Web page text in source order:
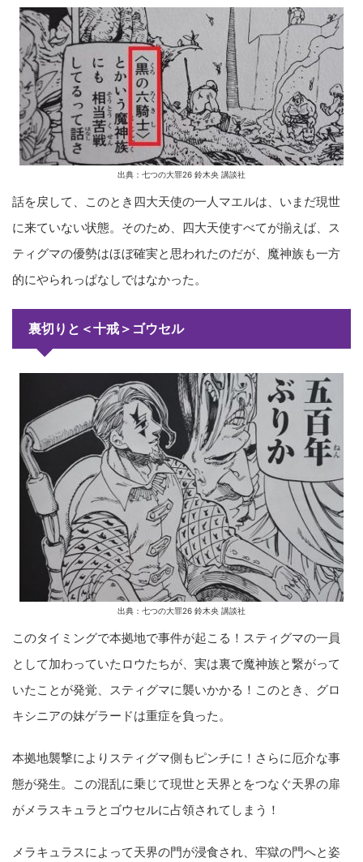
出典：七つの大罪26 鈴木央 講談社
話を戻して、このとき四大天使の一人マエルは、いまだ現世
に来ていない状態。そのため、四大天使すべてが揃えば、ス
ティグマの優勢はほぼ確実と思われたのだが、魔神族も一方
的にやられっぱなしではなかった。
裏切りと＜十戒＞ゴウセル
出典：七つの大罪26 鈴木央 講談社
このタイミングで本拠地で事件が起こる！スティグマの一員
として加わっていたロウたちが、実は裏で魔神族と繋がって
いたことが発覚、スティグマに襲いかかる！このとき、グロ
キシニアの妹ゲラードは重症を負った。
本拠地襲撃によりスティグマ側もピンチに！さらに厄介な事
態が発生。この混乱に乗じて現世と天界とをつなぐ天界の扉
がメラスキュラとゴウセルに占領されてしまう！
メラキュラスによって天界の門が浸食され、牢獄の門へと姿